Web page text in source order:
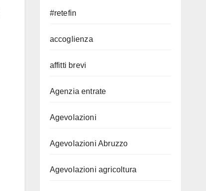
#retefin
accoglienza
affitti brevi
Agenzia entrate
Agevolazioni
Agevolazioni Abruzzo
Agevolazioni agricoltura